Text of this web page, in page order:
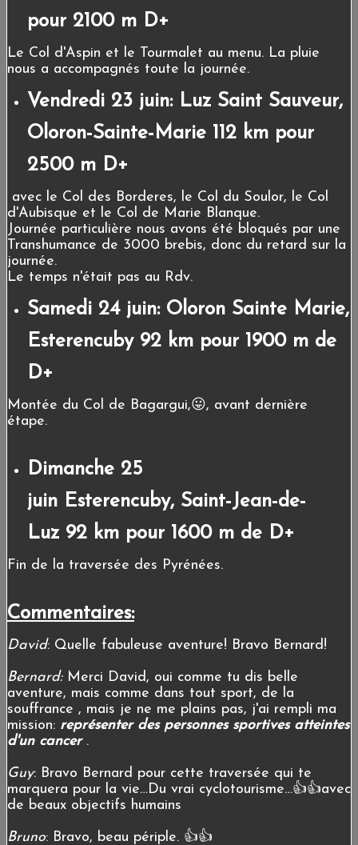
pour 2100 m D+
Le Col d'Aspin et le Tourmalet au menu. La pluie
nous a accompagnés toute la journée.
Vendredi 23 juin: Luz Saint Sauveur,
Oloron-Sainte-Marie 112 km pour
2500 m D+
avec le Col des Borderes, le Col du Soulor, le Col
d'Aubisque et le Col de Marie Blanque.
Journée particulière nous avons été bloqués par une
Transhumance de 3000 brebis, donc du retard sur la
journée.
Le temps n'était pas au Rdv.
Samedi 24 juin: Oloron Sainte Marie,
Esterencuby 92 km pour 1900 m de
D+
Montée du Col de Bagargui,😛, avant dernière
étape.
Dimanche 25
juin Esterencuby, Saint-Jean-de-
Luz 92 km pour 1600 m de D+
Fin de la traversée des Pyrénées.
Commentaires:
David: Quelle fabuleuse aventure! Bravo Bernard!
Bernard:Merci David, oui comme tu dis belle
aventure, mais comme dans tout sport, de la
souffrance , mais je ne me plains pas, j'ai rempli ma
mission: représenter des personnes sportives atteintes
d'un cancer .
Guy: Bravo Bernard pour cette traversée qui te
marquera pour la vie…Du vrai cyclotourisme…👍👍avec
de beaux objectifs humains
Bruno: Bravo, beau périple. 👍👍